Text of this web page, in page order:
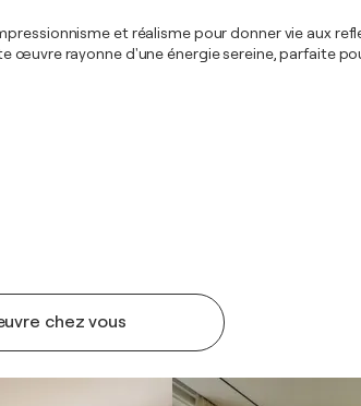
chez vous
et réalisme pour donner vie aux
rayonne d'une énergie sereine, parfaite